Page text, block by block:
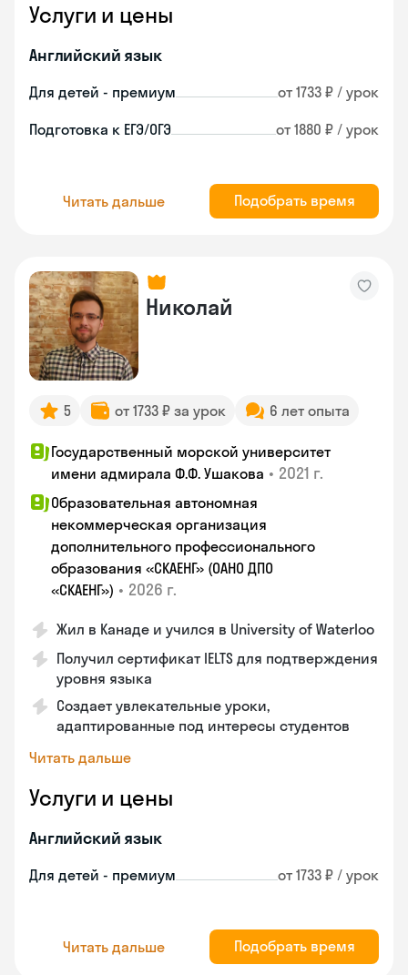
Услуги и цены
Английский язык
Для детей - премиум от 1733 ₽ / урок
Подготовка к ЕГЭ/ОГЭ от 1880 ₽ / урок
Читать дальше Подобрать время
Николай
5 от 1733 ₽ за урок 6 лет опыта
Государственный морской университет
имени адмирала Ф.Ф. Ушакова • 2021 г.
Образовательная автономная
некоммерческая организация
дополнительного профессионального
образования «СКАЕНГ» (ОАНО ДПО
«СКАЕНГ») • 2026 г.
Жил в Канаде и учился в University of Waterloo
Получил сертификат IELTS для подтверждения
уровня языка
Создает увлекательные уроки,
адаптированные под интересы студентов
Читать дальше
Услуги и цены
Английский язык
Для детей - премиум от 1733 ₽ / урок
Читать дальше Подобрать время